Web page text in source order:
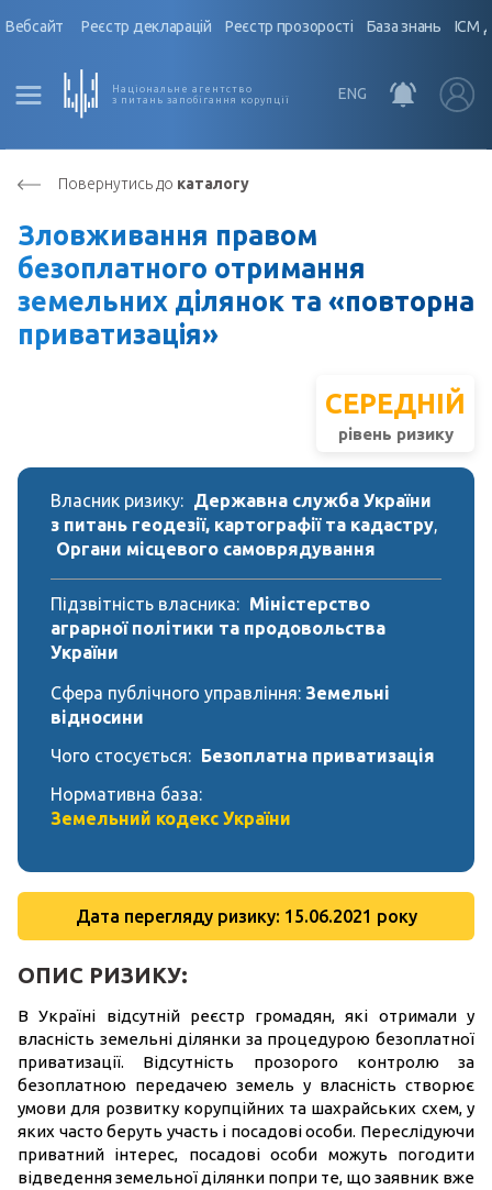
Вебсайт Реєстр декларацій Реєстр прозорості База знань ІСМ
Національне агентство
з питань запобігання корупції
ENG
Повернутись до каталогу
Зловживання правом
безоплатного отримання
земельних ділянок та «повторна
приватизація»
СЕРЕДНІЙ
рівень ризику
Власник ризику: Державна служба України
з питань геодезії, картографії та кадастру,
Органи місцевого самоврядування
Підзвітність власника: Міністерство
аграрної політики та продовольства
України
Сфера публічного управління: Земельні
відносини
Чого стосується: Безоплатна приватизація
Нормативна база:
Земельний кодекс України
Дата перегляду ризику: 15.06.2021 року
ОПИС РИЗИКУ:
В Україні відсутній реєстр громадян, які отримали у
власність земельні ділянки за процедурою безоплатної
приватизації. Відсутність прозорого контролю за
безоплатною передачею земель у власність створює
умови для розвитку корупційних та шахрайських схем, у
яких часто беруть участь і посадові особи. Переслідуючи
приватний інтерес, посадові особи можуть погодити
відведення земельної ділянки попри те, що заявник вже